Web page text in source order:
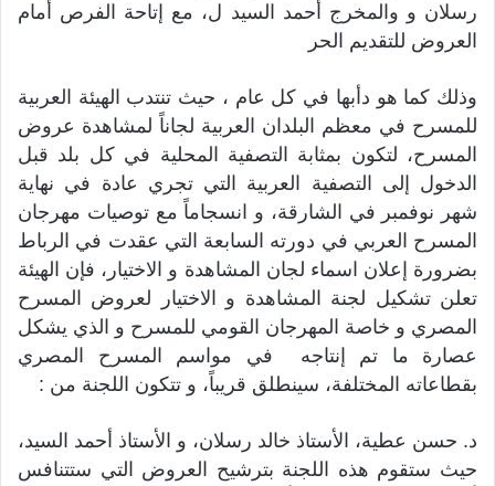
رسلان و والمخرج أحمد السيد ل، مع إتاحة الفرص أمام
العروض للتقديم الحر
وذلك كما هو دأبها في كل عام ، حيث تنتدب الهيئة العربية
للمسرح في معظم البلدان العربية لجاناً لمشاهدة عروض
المسرح، لتكون بمثابة التصفية المحلية في كل بلد قبل
الدخول إلى التصفية العربية التي تجري عادة في نهاية
شهر نوفمبر في الشارقة، و انسجاماً مع توصيات مهرجان
المسرح العربي في دورته السابعة التي عقدت في الرباط
بضرورة إعلان اسماء لجان المشاهدة و الاختيار، فإن الهيئة
تعلن تشكيل لجنة المشاهدة و الاختيار لعروض المسرح
المصري و خاصة المهرجان القومي للمسرح و الذي يشكل
عصارة ما تم إنتاجه في مواسم المسرح المصري
بقطاعاته المختلفة، سينطلق قريباً، و تتكون اللجنة من :
د. حسن عطية، الأستاذ خالد رسلان، و الأستاذ أحمد السيد،
حيث ستقوم هذه اللجنة بترشيح العروض التي ستتنافس